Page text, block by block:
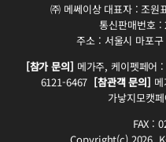
㈜ 메쎄이상 대표자 : 조
통신판매번호
주소 : 서울시 마포
[참가 문의] 메가주, 케이펫페어
6121-6467 [참관객 문의]
가낳지모캣
FAX :